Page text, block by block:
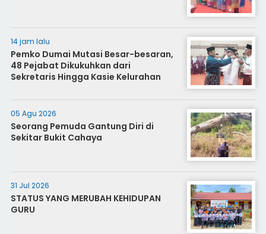
14 jam lalu
Pemko Dumai Mutasi Besar-besaran,
48 Pejabat Dikukuhkan dari
Sekretaris Hingga Kasie Kelurahan
05 Agu 2026
Seorang Pemuda Gantung Diri di
Sekitar Bukit Cahaya
31 Jul 2026
STATUS YANG MERUBAH KEHIDUPAN
GURU